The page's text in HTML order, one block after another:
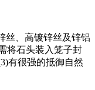
丝、高镀锌丝及锌铝
将石头装入笼子封
有很强的抵御自然